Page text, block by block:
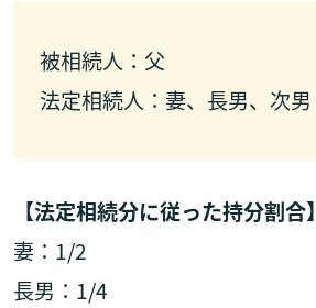
被相続人：父
法定相続人：妻、長男、次男
【法定相続分に従った持分割合】
妻：1/2
長男：1/4